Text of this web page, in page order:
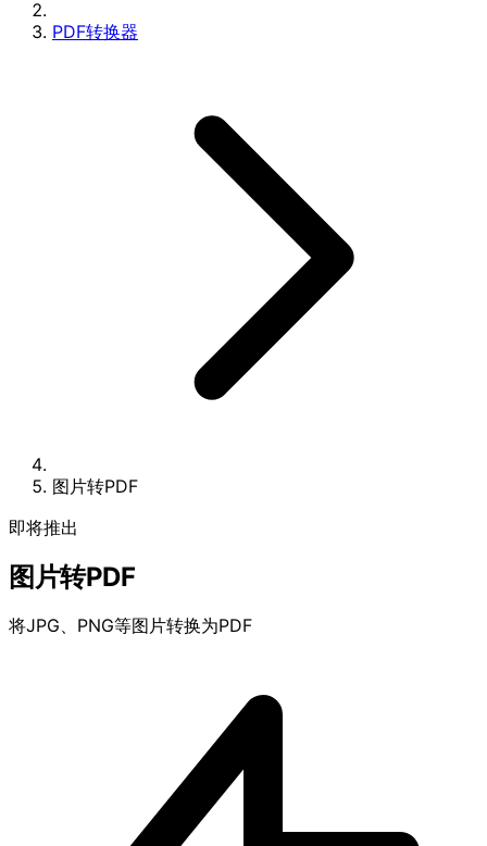
PDF转换器
图片转PDF
即将推出
图片转PDF
将JPG、PNG等图片转换为PDF